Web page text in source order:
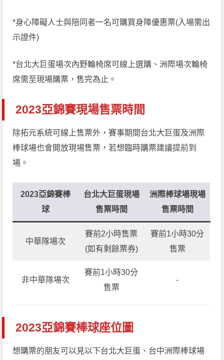
*身心障礙人士與陪同者一名可購買身障優惠票(入場需出
示證件)
*台北大巨蛋場次內野輪椅席可線上選購、洲際場次輪椅
席需至現場購票，售完為止。
2023亞錦賽現場售票時間
除拓元系統可線上售票外，賽事期間台北大巨蛋及洲際
棒球場也會開放現場售票，若想臨時購票建議提前到
場。
2023亞錦賽棒
球
台北大巨蛋現場
售票時間
洲際棒球場現場
售票時間
中華隊場次
賽前2小時售票
(如有剩餘票券)
賽前1小時30分
售票
非中華隊場次
賽前1小時30分
售票
-
2023亞錦賽棒球座位圖
想購票的朋友可以見以下台北大巨蛋、台中洲際棒球場